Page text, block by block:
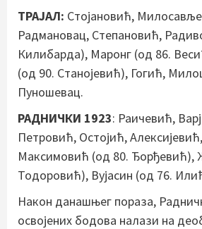
ТРАЈАЛ: Стојановић,
Радмановац, Степановић,
Килибарда), Маронг (од 86.
(од 90. Станојевић), Гогић,
Пуношевац.
РАДНИЧКИ 1923: Раичевић,
Петровић, Остојић,
Максимовић (од 80. Ђорђевић),
Тодоровић), Вујасин (од 76.
Након данашњег пораза,
освојених бодова налази на